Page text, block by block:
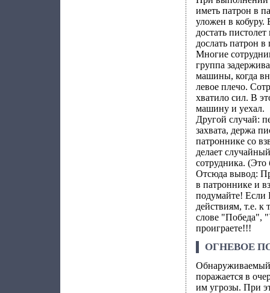
иметь патрон в
уложен в
достать
дослать патрон
Многие
группа
машины, когда
левое плечо.
хватило сил. В
машину и уехал.
Другой случай:
захвата, держа
патроннике со
делает
сотрудника.
Отсюда вывод:
в патроннике и
подумайте! Если
действиям, т.е. к
слове "Победа",
проиграете!!!
ОГНЕВОЕ
поражается в
им угрозы. При